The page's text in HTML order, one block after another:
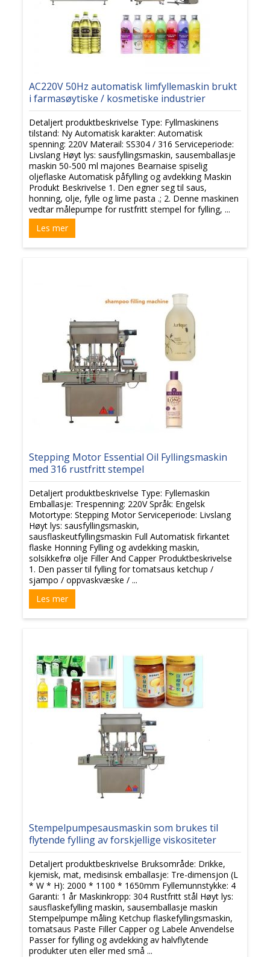
AC220V 50Hz automatisk limfyllemaskin brukt
i farmasøytiske / kosmetiske industrier
Detaljert produktbeskrivelse Type: Fyllmaskinens
tilstand: Ny Automatisk karakter: Automatisk
spenning: 220V Materail: SS304 / 316 Serviceperiode:
Livslang Høyt lys: sausfyllingsmaskin, sausemballasje
maskin 50-500 ml majones Bearnaise spiselig
oljeflaske Automatisk påfylling og avdekking Maskin
Produkt Beskrivelse 1. Den egner seg til saus,
honning, olje, fylle og lime pasta .; 2. Denne maskinen
vedtar målepumpe for rustfritt stempel for fylling, ...
Les mer
Stepping Motor Essential Oil Fyllingsmaskin
med 316 rustfritt stempel
Detaljert produktbeskrivelse Type: Fyllemaskin
Emballasje: Trespenning: 220V Språk: Engelsk
Motortype: Stepping Motor Serviceperiode: Livslang
Høyt lys: sausfyllingsmaskin,
sausflaskeutfyllingsmaskin Full Automatisk firkantet
flaske Honning Fylling og avdekking maskin,
solsikkefrø olje Filler And Capper Produktbeskrivelse
1. Den passer til fylling for tomatsaus ketchup /
sjampo / oppvaskvæske / ...
Les mer
Stempelpumpesausmaskin som brukes til
flytende fylling av forskjellige viskositeter
Detaljert produktbeskrivelse Bruksområde: Drikke,
kjemisk, mat, medisinsk emballasje: Tre-dimensjon (L
* W * H): 2000 * 1100 * 1650mm Fyllemunnstykke: 4
Garanti: 1 år Maskinkropp: 304 Rustfritt stål Høyt lys:
sausflaskefylling maskin, sausemballasje maskin
Stempelpumpe måling Ketchup flaskefyllingsmaskin,
tomatsaus Paste Filler Capper og Labele Anvendelse
Passer for fylling og avdekking av halvflytende
produkter uten eller med små ...